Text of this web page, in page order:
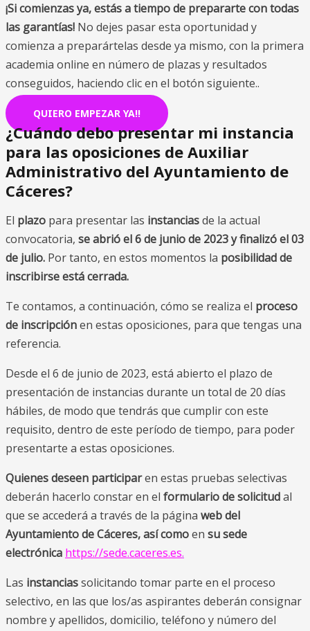
¡Si comienzas ya, estás a tiempo de prepararte con todas
las garantías! No dejes pasar esta oportunidad y
comienza a preparártelas desde ya mismo, con la primera
academia online en número de plazas y resultados
conseguidos, haciendo clic en el botón siguiente..
QUIERO EMPEZAR YA!!
¿Cuándo debo presentar mi instancia
para las oposiciones de Auxiliar
Administrativo del Ayuntamiento de
Cáceres?
El plazo para presentar las instanciasde la actual
convocatoria, se abrió el 6 de junio de 2023 y finalizó el 03
de julio. Por tanto, en estos momentos la posibilidad de
inscribirse está cerrada.
Te contamos, a continuación, cómo se realiza el proceso
de inscripciónen estas oposiciones, para que tengas una
referencia.
Desde el 6 de junio de 2023, está abierto el plazo de
presentación de instancias durante un total de 20 días
hábiles, de modo que tendrás que cumplir con este
requisito, dentro de este período de tiempo, para poder
presentarte a estas oposiciones.
Quienes deseen participaren estas pruebas selectivas
deberán hacerlo constar en el formulario de solicitudal
que se accederá a través de la página web del
Ayuntamiento de Cáceres, así comoen su sede
electrónica https://sede.caceres.es.
Las instanciassolicitando tomar parte en el proceso
selectivo, en las que los/as aspirantes deberán consignar
nombre y apellidos, domicilio, teléfono y número del